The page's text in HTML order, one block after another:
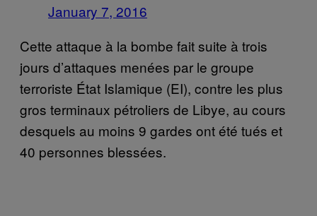
January 7, 2016
Cette attaque à la bombe fait suite à trois
jours d’attaques menées par le groupe
terroriste État Islamique (EI), contre les plus
gros terminaux pétroliers de Libye, au cours
desquels au moins 9 gardes ont été tués et
40 personnes blessées.